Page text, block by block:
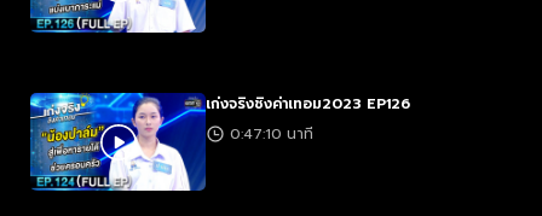
เก่งจริงชิงค่าเทอม2023 EP126
0:47:10 นาที